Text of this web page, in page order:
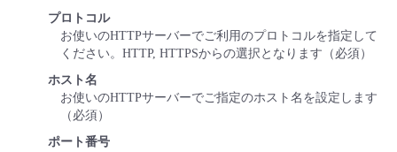
プロトコル
お使いのHTTPサーバーでご利用のプロトコルを指定して
ください。HTTP, HTTPSからの選択となります（必須）
ホスト名
お使いのHTTPサーバーでご指定のホスト名を設定します
（必須）
ポート番号